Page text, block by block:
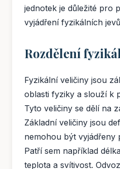
jednotek je důležité pro
vyjádření fyzikálních
Rozdělení
Fyzikální veličiny jsou
oblasti fyziky a slouží k
Tyto veličiny se dělí na
Základní veličiny jsou
nemohou být vyjádřeny
Patří sem například
teplota a svítivost.